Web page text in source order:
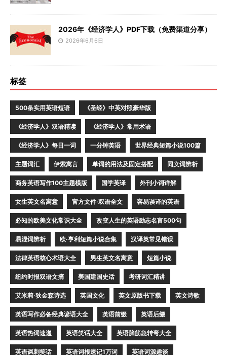
2026年《经济学人》PDF下载（免费渠道分享）
2026年6月6日
标签
500条实用英语短语 《圣经》中英对照豪华版
《经济学人》双语精读 《经济学人》常用术语
《经济学人》每日一词 一分钟英语 世界经典短篇小说100篇
主题词汇 伊索寓言 单词的用法及固定搭配 同义词辨析
商务英语写作100主题模版 国学英译 外刊小词详解
女生英文名寓意 官方文件·双语全文 容易误译的英语
必知的欧美文化常识大全 改变人生的英语励志名言500句
易混词辨析 欧·亨利短篇小说合集 汉译英常见错误
法律英语核心术语大全 男生英文名寓意 短篇小说
纽约时报双语文摘 美国建国史话 考研词汇精讲
艾米莉·狄金森诗选 英国文化 英文原版书下载 英文诗歌
英语写作必备经典谚语大全 英语前缀 英语后缀
英语热词速递 英语笑话大全 英语脑筋急转弯大全
英语讽刺笑话 英语词根速记1万词 英语词源趣谈